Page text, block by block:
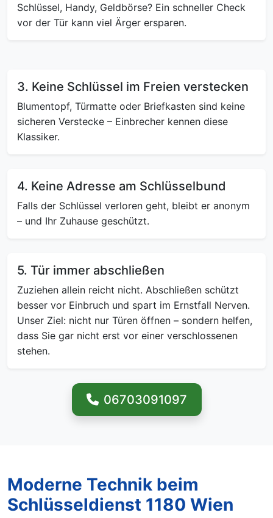
Schlüssel, Handy, Geldbörse? Ein schneller Check
vor der Tür kann viel Ärger ersparen.
3. Keine Schlüssel im Freien verstecken
Blumentopf, Türmatte oder Briefkasten sind keine
sicheren Verstecke – Einbrecher kennen diese
Klassiker.
4. Keine Adresse am Schlüsselbund
Falls der Schlüssel verloren geht, bleibt er anonym
– und Ihr Zuhause geschützt.
5. Tür immer abschließen
Zuziehen allein reicht nicht. Abschließen schützt
besser vor Einbruch und spart im Ernstfall Nerven.
Unser Ziel: nicht nur Türen öffnen – sondern helfen,
dass Sie gar nicht erst vor einer verschlossenen
stehen.
06703091097
Moderne Technik beim
Schlüsseldienst 1180 Wien